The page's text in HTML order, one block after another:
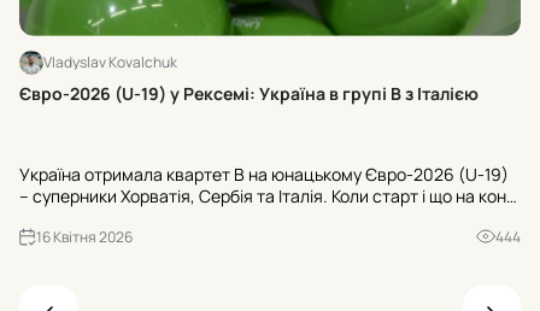
Vladyslav Kovalchuk
Євро-2026 (U-19) у Рексемі: Україна в групі В з Італією
Україна отримала квартет В на юнацькому Євро-2026 (U-19)
– суперники Хорватія, Сербія та Італія. Коли старт і що на кону
16 Квітня 2026 444